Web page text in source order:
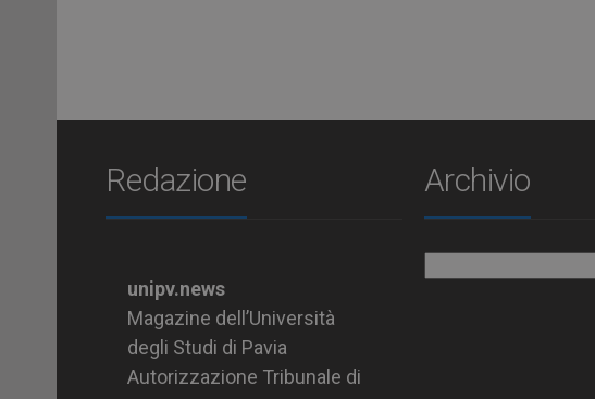
Redazione
unipv.news
Magazine dell’Università
degli Studi di Pavia
Autorizzazione Tribunale di
Archivio